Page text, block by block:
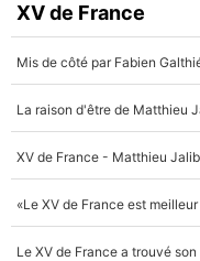
XV de France